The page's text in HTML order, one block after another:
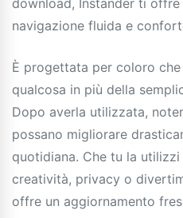
download, Instander ti offre
navigazione fluida e
È progettata per coloro
qualcosa in più della
Dopo averla utilizzata,
possano migliorare
quotidiana. Che tu la
creatività, privacy o
offre un aggiornamento